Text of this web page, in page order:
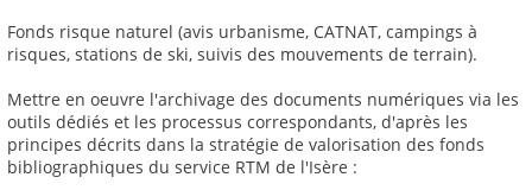
Fonds risque naturel (avis urbanisme, CATNAT, campings à
risques, stations de ski, suivis des mouvements de terrain).
Mettre en oeuvre l'archivage des documents numériques via les
outils dédiés et les processus correspondants, d'après les
principes décrits dans la stratégie de valorisation des fonds
bibliographiques du service RTM de l'Isère :